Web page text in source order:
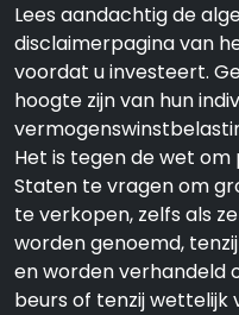
Lees aandachtig de
disclaimerpagina van
voordat u investeert.
hoogte zijn van hun
Het is tegen de wet
Staten te vragen om
te verkopen, zelfs als
worden genoemd,
en worden verhandeld
beurs of tenzij wettelijk